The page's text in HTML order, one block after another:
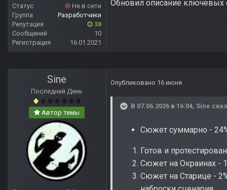
Статус
Не в сети
Группа
Разработчики
Репутация
38
Сообщений
10
Регистрация
16.01.2021
Обновил описание ключевых
Sine
Последний День
Автор темы
Опубликовано 16 июня
В 07.06.2026 в 16:04, Sine
Сюжет суммарно -
Готов и
Сюжет на Окраинах -
Сюжет на Старице -